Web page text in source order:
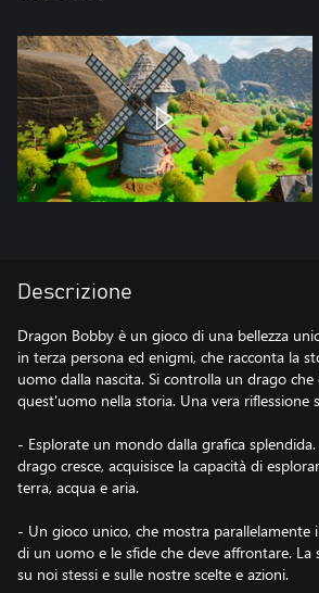
Descrizione
Dragon Bobby è un gioco di una bellezza
in terza persona ed enigmi, che racconta la
uomo dalla nascita. Si controlla un drago
quest'uomo nella storia. Una vera riflessione
- Esplorate un mondo dalla grafica
drago cresce, acquisisce la capacità di
terra, acqua e aria.
- Un gioco unico, che mostra parallelamente
di un uomo e le sfide che deve affrontare. La
su noi stessi e sulle nostre scelte e azioni.